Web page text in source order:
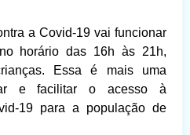
a Covid-19 vai funcionar
horário das 16h às 21h,
Essa é mais uma
e facilitar o acesso à
19 para a população de